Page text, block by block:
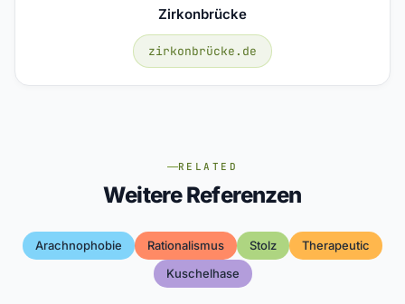
Zirkonbrücke
zirkonbrücke.de
RELATED
Weitere Referenzen
Arachnophobie Rationalismus Stolz
Therapeutic
Kuschelhase